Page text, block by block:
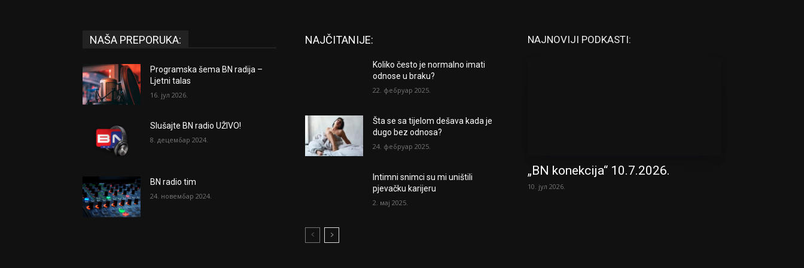
NAŠA PREPORUKA:
Programska šema BN radija –
Ljetni talas
16. јул 2026.
Slušajte BN radio UŽIVO!
8. децембар 2024.
BN radio tim
24. новембар 2024.
NAJČITANIJE:
Koliko često je normalno imati
odnose u braku?
22. фебруар 2025.
Šta se sa tijelom dešava kada je
dugo bez odnosa?
24. фебруар 2025.
Intimni snimci su mi uništili
pjevačku karijeru
2. мај 2025.
NAJNOVIJI PODKASTI:
„BN konekcija“ 10.7.2026.
10. јул 2026.